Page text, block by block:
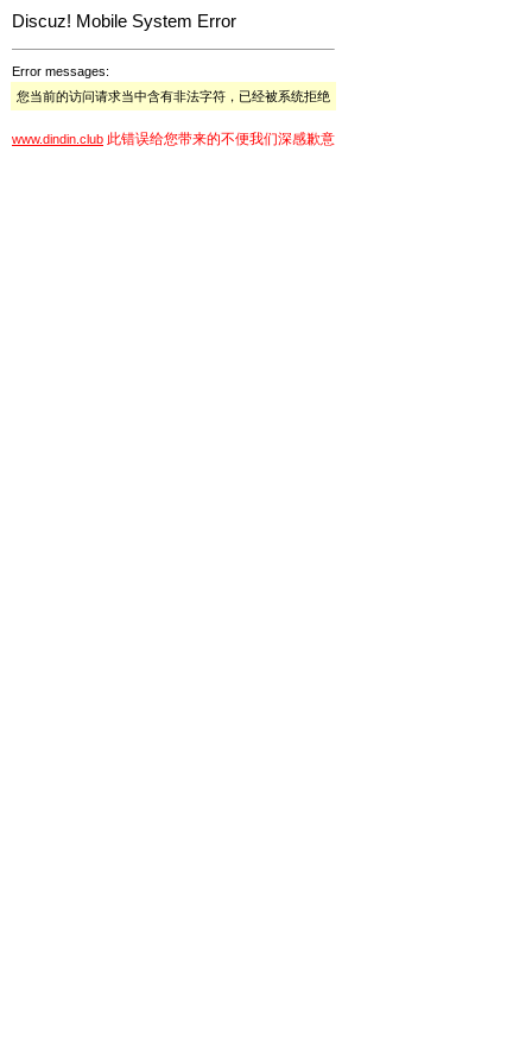
Discuz! Mobile System Error
Error messages:
您当前的访问请求当中含有非法字符，已经被系统拒绝
www.dindin.club 此错误给您带来的不便我们深感歉意